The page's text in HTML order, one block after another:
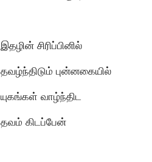
இதழின் சிரிப்பினில்
தவழ்ந்திடும் புன்னகையில்
யுகங்கள் வாழ்ந்திட
தவம் கிடப்பேன்